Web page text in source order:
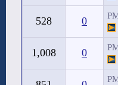
0
528
0
1,008